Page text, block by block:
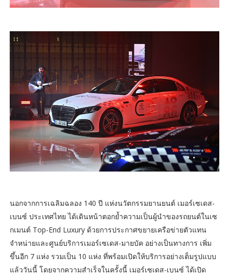
นอกจากการเฉลิมฉลอง 140 ปี แห่งนวัตกรรมยานยนต์ เมอร์เซเดส-
เบนซ์ ประเทศไทย ได้เดินหน้าตอกย้ำความเป็นผู้นำของรถยนต์ในเซ
กเมนต์ Top-End Luxury ด้วยการประกาศขยายเครือข่ายตัวแทน
จำหน่ายและศูนย์บริการเมอร์เซเดส-มายบัค อย่างเป็นทางการ เพิ่ม
ขึ้นอีก 7 แห่ง รวมเป็น 10 แห่ง ที่พร้อมเปิดให้บริการอย่างเต็มรูปแบบ
แล้ววันนี้ โดยจากความสำเร็จในครั้งนี้ เมอร์เซเดส-เบนซ์ ได้เปิด